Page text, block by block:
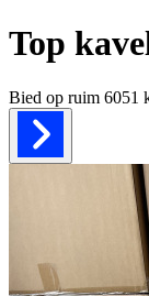
Top
Bied op ruim 6051